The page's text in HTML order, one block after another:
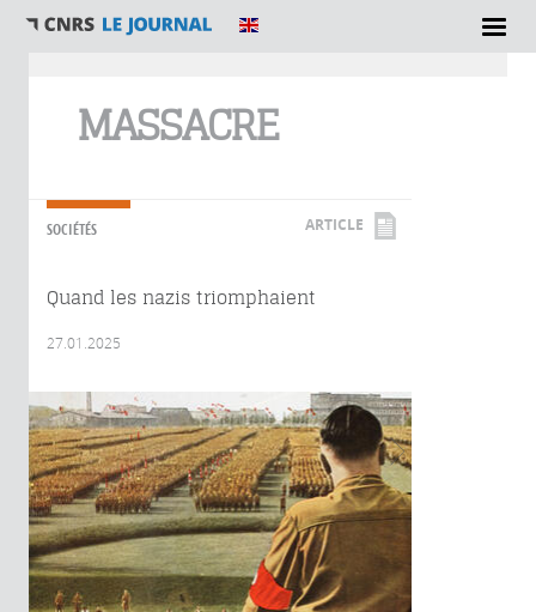
MASSACRE
SOCIÉTÉS ARTICLE
Quand les nazis triomphaient
27.01.2025